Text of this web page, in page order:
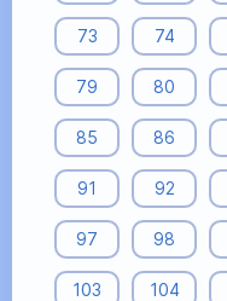
73 74
79 80
85 86
91 92
97 98
103 104